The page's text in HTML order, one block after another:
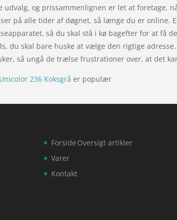
og prissammenlignen er let at foretage,
på alle tider af døgnet, så længe du er
så du skal stå i kø bagefter for at få
du skal bare huske at vælge den rigtige
så ungå de trælse frustrationer over, at det
236 Koksgrå er populær
Forside
Varer
Kontakt
Oversigt artikler